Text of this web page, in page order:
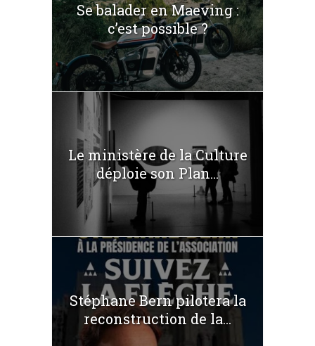
Se balader en Maeving :
c’est possible ?
Le ministère de la Culture
déploie son Plan...
Stéphane Bern pilotera la
reconstruction de la...